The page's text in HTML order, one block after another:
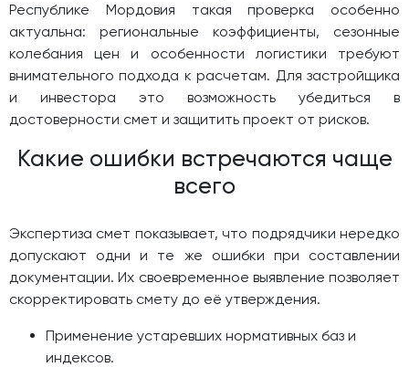
Республике Мордовия такая проверка особенно
актуальна: региональные коэффициенты, сезонные
колебания цен и особенности логистики требуют
внимательного подхода к расчетам. Для застройщика
и инвестора это возможность убедиться в
достоверности смет и защитить проект от рисков.
Какие ошибки встречаются чаще
всего
Экспертиза смет показывает, что подрядчики нередко
допускают одни и те же ошибки при составлении
документации. Их своевременное выявление позволяет
скорректировать смету до её утверждения.
Применение устаревших нормативных баз и
индексов.